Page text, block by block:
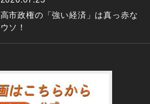
高市政権の「強い経済」は真っ赤な
ウソ！